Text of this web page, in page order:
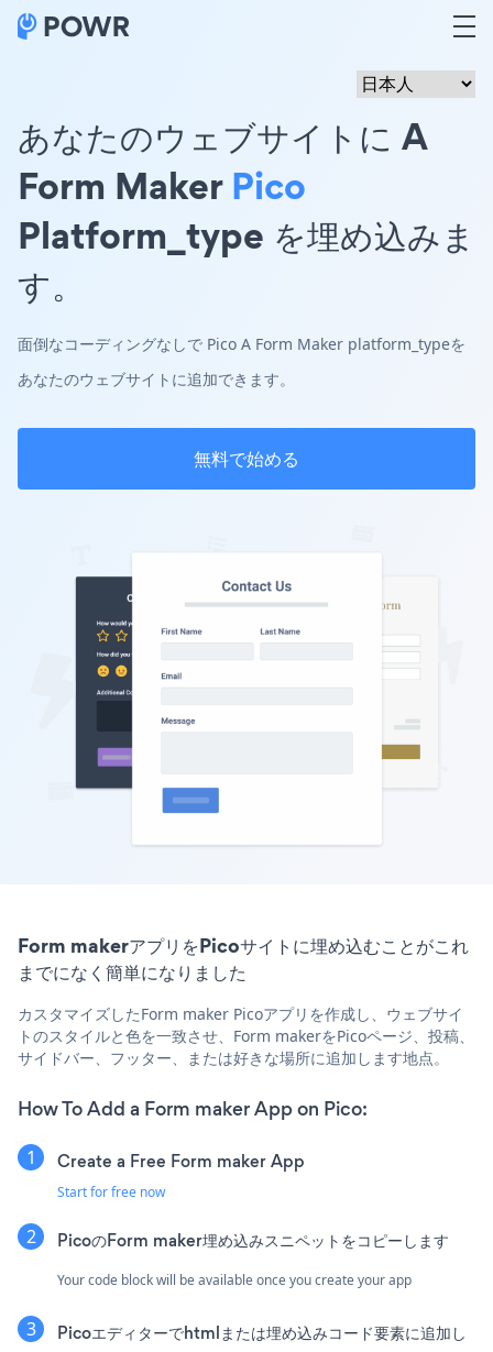
あなたのウェブサイトに A
Form MakerPico
Platform_type を埋め込みま
す。
面倒なコーディングなしで Pico A Form Maker platform_typeを
あなたのウェブサイトに追加できます。
無料で始める
Form makerアプリをPicoサイトに埋め込むことがこれ
までになく簡単になりました
カスタマイズしたForm maker Picoアプリを作成し、ウェブサイ
トのスタイルと色を一致させ、Form makerをPicoページ、投稿、
サイドバー、フッター、または好きな場所に追加します地点。
How To Add a Form maker App on Pico:
Create a Free Form maker App
Start for free now
PicoのForm maker埋め込みスニペットをコピーします
Your code block will be available once you create your app
Picoエディターでhtmlまたは埋め込みコード要素に追加し